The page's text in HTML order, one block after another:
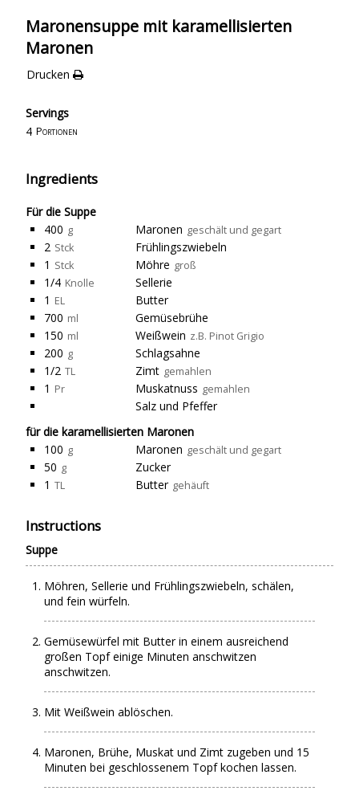
Maronensuppe mit karamellisierten
Maronen
Drucken
Servings
4 Portionen
Ingredients
Für die Suppe
400 g Maronen geschält und gegart
2 Stck
Frühlingszwiebeln
1 Stck Möhre groß
1/4 Knolle
Sellerie
1 EL
Butter
700 ml
Gemüsebrühe
150 ml Weißwein z.B. Pinot Grigio
200 g
Schlagsahne
1/2 TL Zimt gemahlen
1 Pr Muskatnuss gemahlen
Salz und Pfeffer
für die karamellisierten Maronen
100 g Maronen geschält und gegart
50 g
Zucker
1 TL Butter gehäuft
Instructions
Suppe
Möhren, Sellerie und Frühlingszwiebeln, schälen,
und fein würfeln.
Gemüsewürfel mit Butter in einem ausreichend
großen Topf einige Minuten anschwitzen
anschwitzen.
Mit Weißwein ablöschen.
Maronen, Brühe, Muskat und Zimt zugeben und 15
Minuten bei geschlossenem Topf kochen lassen.